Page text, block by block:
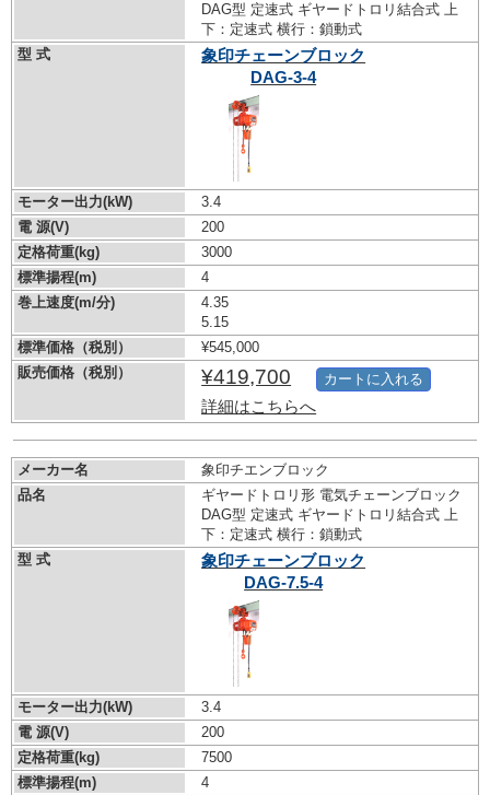
DAG型 定速式 ギヤードトロリ結合式 上
下：定速式 横行：鎖動式
型 式
象印チェーンブロック
DAG-3-4
モーター出力(kW)
3.4
電 源(V)
200
定格荷重(kg)
3000
標準揚程(m)
4
巻上速度(m/分)
4.35
5.15
標準価格（税別）
¥545,000
販売価格（税別）
¥419,700
詳細はこちらへ
カートに入れる
メーカー名
象印チエンブロック
品名
ギヤードトロリ形 電気チェーンブロック
DAG型 定速式 ギヤードトロリ結合式 上
下：定速式 横行：鎖動式
型 式
象印チェーンブロック
DAG-7.5-4
モーター出力(kW)
3.4
電 源(V)
200
定格荷重(kg)
7500
標準揚程(m)
4